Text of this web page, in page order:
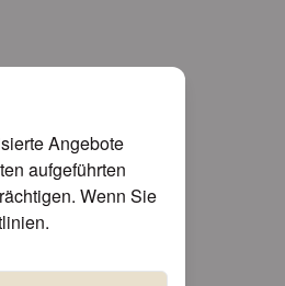
Angebote
aufgeführten
Wenn Sie
.